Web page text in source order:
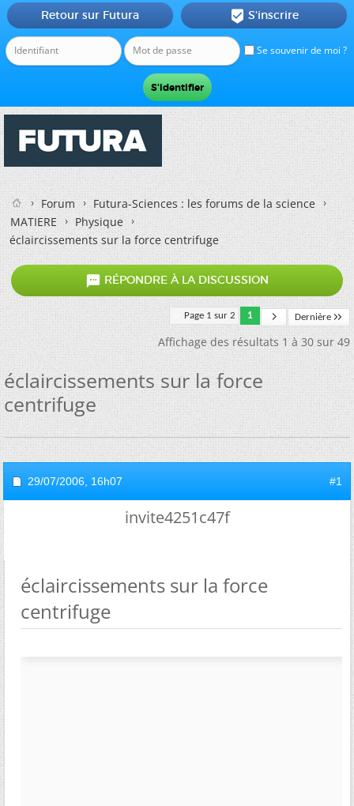
Se souvenir de moi ?
Retour sur Futura  S'inscrire
Forum
Futura-Sciences : les forums de la science
MATIERE
Physique
éclaircissements sur la force centrifuge
 RÉPONDRE À LA DISCUSSION
Page 1 sur 2 1 Dernière
Affichage des résultats 1 à 30 sur 49
éclaircissements sur la force
centrifuge
29/07/2006, 16h07 #1
invite4251c47f
éclaircissements sur la force
centrifuge